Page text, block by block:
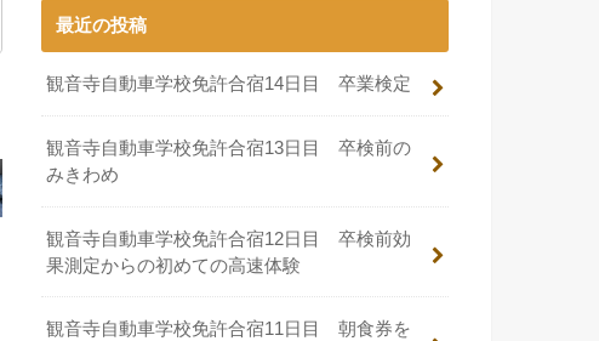
最近の投稿
観音寺自動車学校免許合宿14日目 卒業検定
観音寺自動車学校免許合宿13日目 卒検前の
みきわめ
観音寺自動車学校免許合宿12日目 卒検前効
果測定からの初めての高速体験
観音寺自動車学校免許合宿11日目 朝食券を